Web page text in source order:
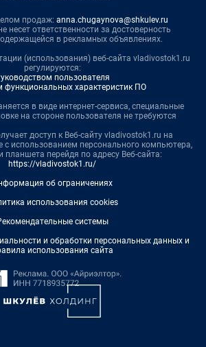
продаж: anna.chugaynova@shkulev.ru
несет ответственности за достоверность
в рекламных объявлениях.
(использования) веб-сайта vladivostok1.ru
регулируются:
пользователя
функциональных характеристик ПО
в виде интернет-сервиса, специальные
на стороне пользователя не требуются
доступ к Веб-сайту vladivostok1.ru на
с использованием персонального компьютера,
планшета перейдя по адресу Веб-сайта:
https://vladivostok1.ru/
об ограничениях
использования cookies
системы
и обработки персональных данных и
использования сайта